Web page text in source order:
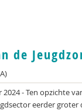
de
- Ten opzichte
eerder groter